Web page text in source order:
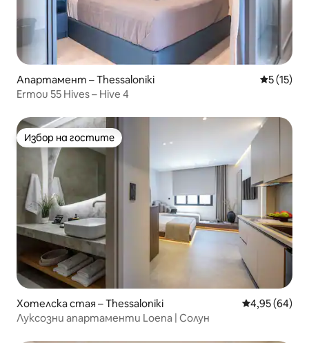
Апартамент – Thessaloniki Средна
5 (15)
Ermou 55 Hives – Hive 4
Избор на гостите
Избор на гостите
Хотелска стая – Thessaloniki Средна
4,95 (64)
Луксозни апартаменти Loena | Солун